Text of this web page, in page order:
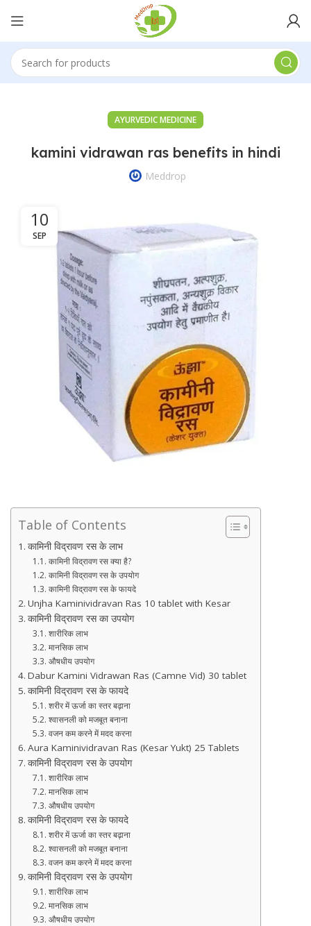
AYURVEDIC MEDICINE
kamini vidrawan ras benefits in hindi
Meddrop
10
SEP
Table of Contents
कामिनी विद्रावण रस के लाभ
कामिनी विद्रावण रस क्या है?
कामिनी विद्रावण रस के उपयोग
कामिनी विद्रावण रस के फायदे
Unjha Kaminividravan Ras 10 tablet with Kesar
कामिनी विद्रावण रस का उपयोग
शारीरिक लाभ
मानसिक लाभ
औषधीय उपयोग
Dabur Kamini Vidrawan Ras (Camne Vid) 30 tablet
कामिनी विद्रावण रस के फायदे
शरीर में ऊर्जा का स्तर बढ़ाना
श्वासनली को मजबूत बनाना
वजन कम करने में मदद करना
Aura Kaminividravan Ras (Kesar Yukt) 25 Tablets
कामिनी विद्रावण रस के उपयोग
शारीरिक लाभ
मानसिक लाभ
औषधीय उपयोग
कामिनी विद्रावण रस के फायदे
शरीर में ऊर्जा का स्तर बढ़ाना
श्वासनली को मजबूत बनाना
वजन कम करने में मदद करना
कामिनी विद्रावण रस के उपयोग
शारीरिक लाभ
मानसिक लाभ
औषधीय उपयोग